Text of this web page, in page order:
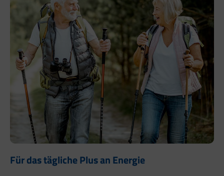
Für das tägliche Plus an Energie